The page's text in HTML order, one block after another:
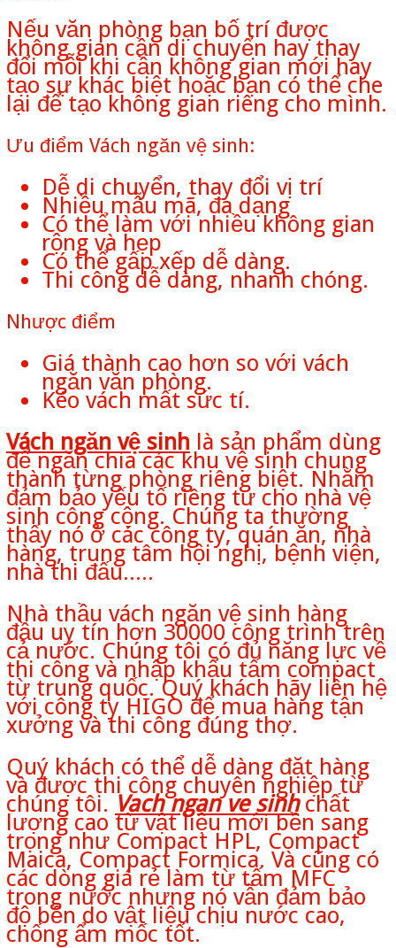
Nếu văn phòng bạn bố trí được
không gian cần di chuyển hay thay
đổi mỗi khi cần không gian mới hay
tạo sự khác biệt hoặc bạn có thể che
lại để tạo không gian riêng cho mình.
Ưu điểm Vách ngăn vệ sinh:
Dễ di chuyển, thay đổi vị trí
Nhiều mẫu mã, đa dạng
Có thể làm với nhiều không gian
rộng và hẹp
Có thể gấp xếp dễ dàng.
Thi công dễ dàng, nhanh chóng.
Nhược điểm
Giá thành cao hơn so với vách
ngăn văn phòng.
Kéo vách mất sức tí.
Vách ngăn vệ sinh là sản phẩm dùng
để ngăn chia các khu vệ sinh chung
thành từng phòng riêng biệt. Nhằm
đảm bảo yếu tố riêng tư cho nhà vệ
sinh công cộng. Chúng ta thường
thấy nó ở các công ty, quán ăn, nhà
hàng, trung tâm hội nghị, bệnh viện,
nhà thi đấu.....
Nhà thầu vách ngăn vệ sinh hàng
đầu uy tín hơn 30000 công trình trên
cả nước. Chúng tôi có đủ năng lực về
thi công và nhập khẩu tấm compact
từ trung quốc. Quý khách hãy liên hệ
với công ty HIGO để mua hàng tận
xưởng và thi công đúng thợ.
Quý khách có thể dễ dàng đặt hàng
và được thi công chuyên nghiệp từ
chúng tôi. Vach ngan ve sinhchất
lượng cao từ vật liệu mới bền sang
trọng như Compact HPL, Compact
Maica, Compact Formica. Và cũng có
các dòng giá rẻ làm từ tấm MFC
trong nước nhưng nó vẫn đảm bảo
độ bền do vật liệu chịu nước cao,
chống ẩm mốc tốt.